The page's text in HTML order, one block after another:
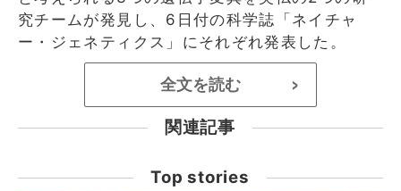
究チームが発見し、6日付の科学誌「ネイチャ
ー・ジェネティクス」にそれぞれ発表した。
全文を読む >
関連記事
Top stories